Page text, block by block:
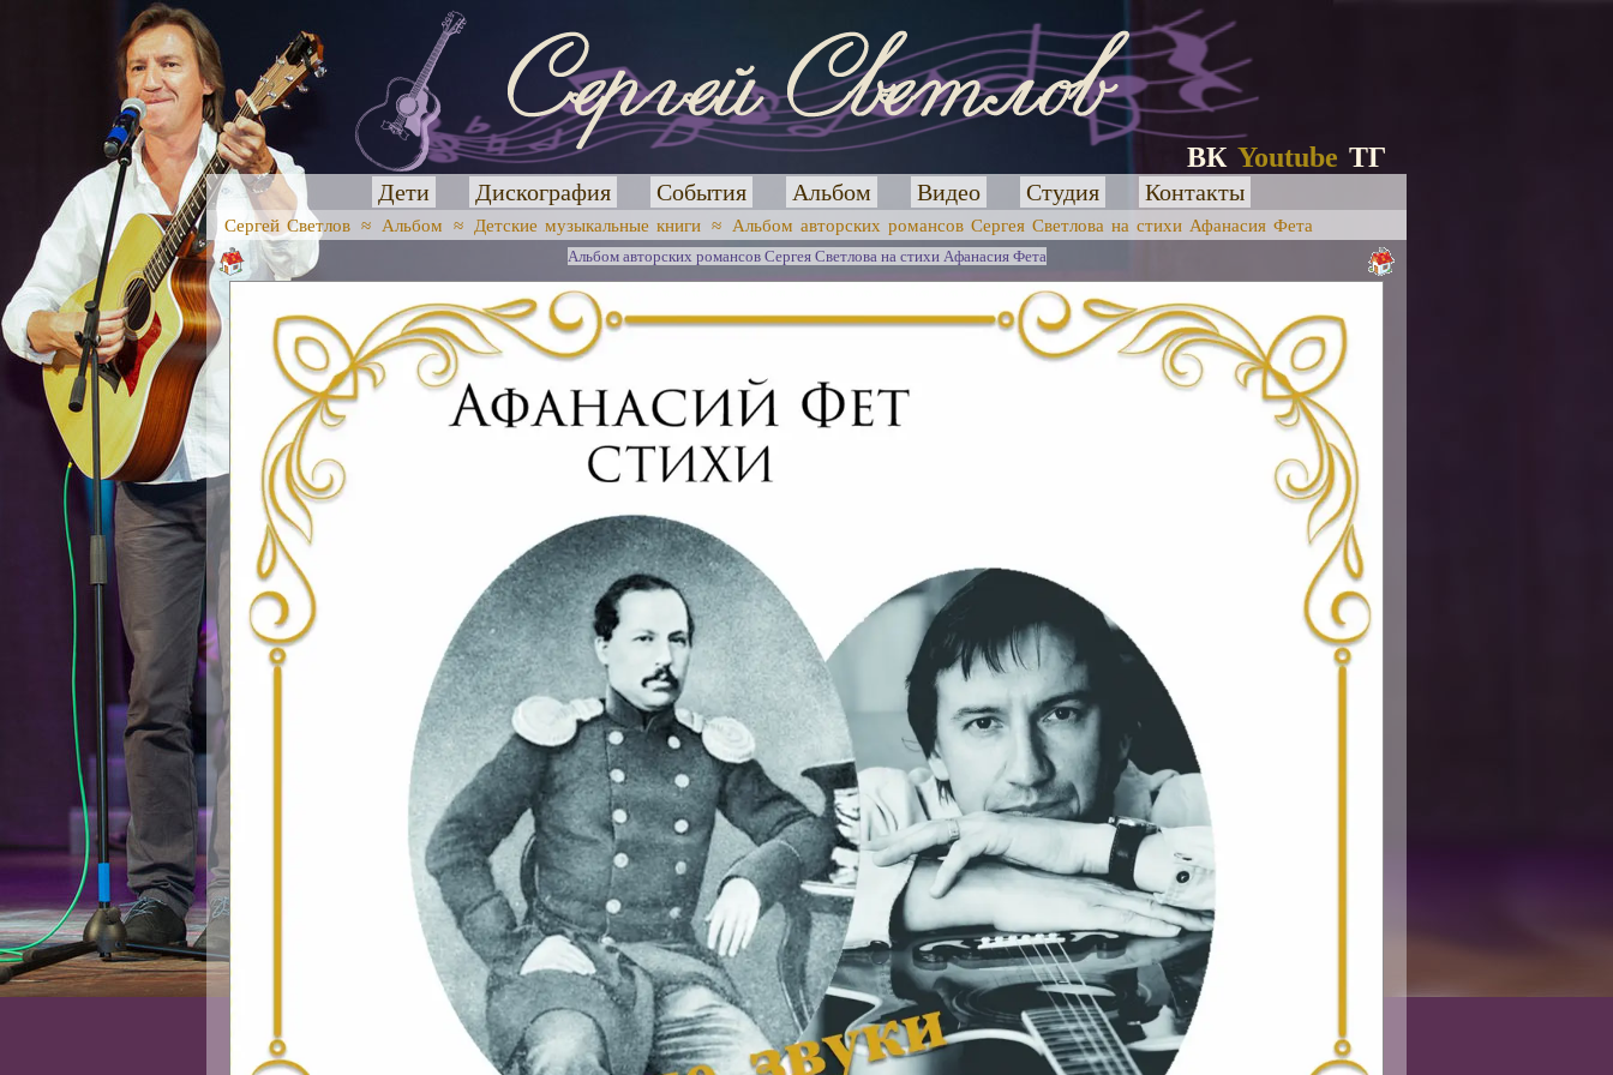
ВК Youtube ТГ
Дети Дискография События Альбом Видео Студия Контакты
Сергей Светлов ≈ Альбом ≈ Детские музыкальные книги ≈ Альбом авторских романсов Сергея Светлова на стихи Афанасия Фета
Альбом авторских романсов Сергея Светлова на стихи Афанасия Фета